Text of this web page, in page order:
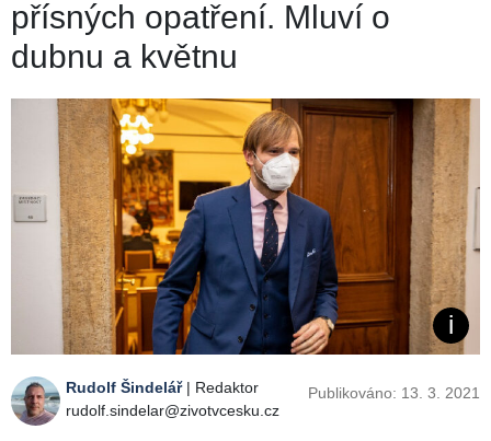
přísných opatření. Mluví o
dubnu a květnu
Rudolf Šindelář| Redaktor
rudolf.sindelar@zivotvcesku.cz
Publikováno: 13. 3. 2021